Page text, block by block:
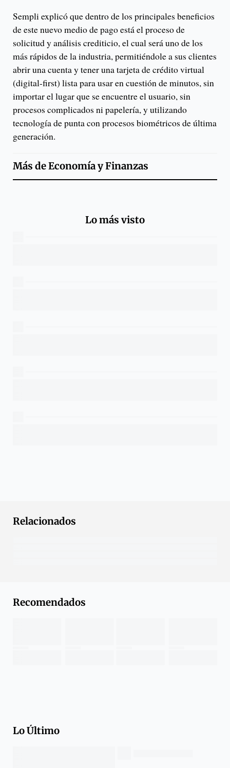
Sempli explicó que dentro de los principales beneficios
de este nuevo medio de pago está el proceso de
solicitud y análisis crediticio, el cual será uno de los
más rápidos de la industria, permitiéndole a sus clientes
abrir una cuenta y tener una tarjeta de crédito virtual
(digital-first) lista para usar en cuestión de minutos, sin
importar el lugar que se encuentre el usuario, sin
procesos complicados ni papelería, y utilizando
tecnología de punta con procesos biométricos de última
generación.
Más deEconomía y Finanzas
Lo más visto
Relacionados
Recomendados
Lo Último